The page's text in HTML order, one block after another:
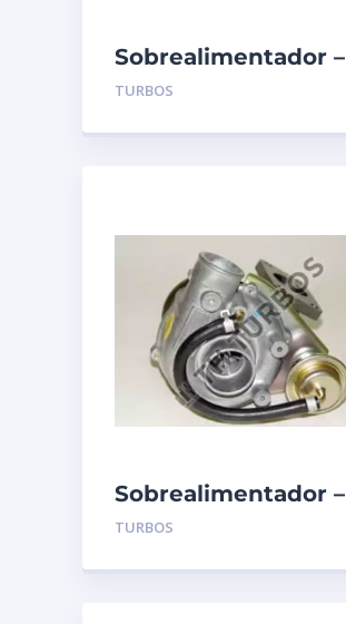
Sobrealimentador –
TURBO’S HOET –
TURBOS
Sobrealimentador –
TURBO’S HOET –
TURBOS